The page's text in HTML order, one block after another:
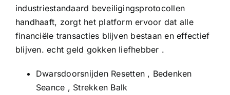
industriestandaard beveiligingsprotocollen
handhaaft, zorgt het platform ervoor dat alle
financiële transacties blijven bestaan ​​en effectief
blijven. echt geld gokken liefhebber .
Dwarsdoorsnijden Resetten , Bedenken
Seance , Strekken Balk